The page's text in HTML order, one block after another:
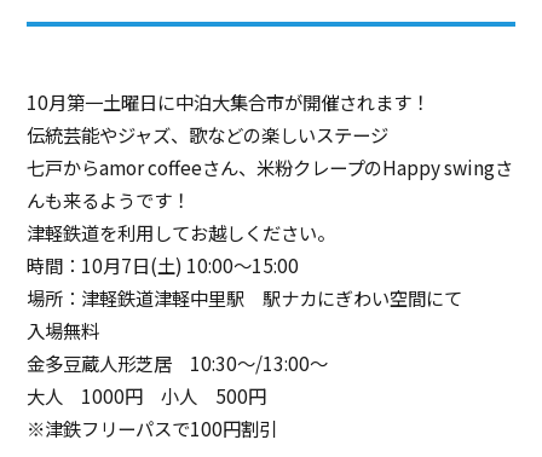
10月第一土曜日に中泊大集合市が開催されます！
伝統芸能やジャズ、歌などの楽しいステージ
七戸からamor coffeeさん、米粉クレープのHappy swingさ
んも来るようです！
津軽鉄道を利用してお越しください。
時間：10月7日(土) 10:00～15:00
場所：津軽鉄道津軽中里駅 駅ナカにぎわい空間にて
入場無料
金多豆蔵人形芝居 10:30～/13:00～
大人 1000円 小人 500円
※津鉄フリーパスで100円割引